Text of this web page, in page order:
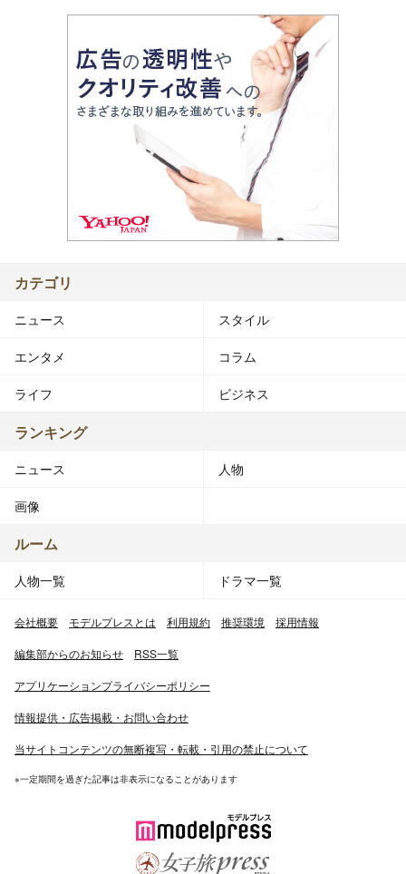
カテゴリ
ニュース スタイル
エンタメ コラム
ライフ ビジネス
ランキング
ニュース 人物
画像
ルーム
人物一覧 ドラマ一覧
会社概要 モデルプレスとは 利用規約 推奨環境 採用情報
編集部からのお知らせ RSS一覧
アプリケーションプライバシーポリシー
情報提供・広告掲載・お問い合わせ
当サイトコンテンツの無断複写・転載・引用の禁止について
※一定期間を過ぎた記事は非表示になることがあります